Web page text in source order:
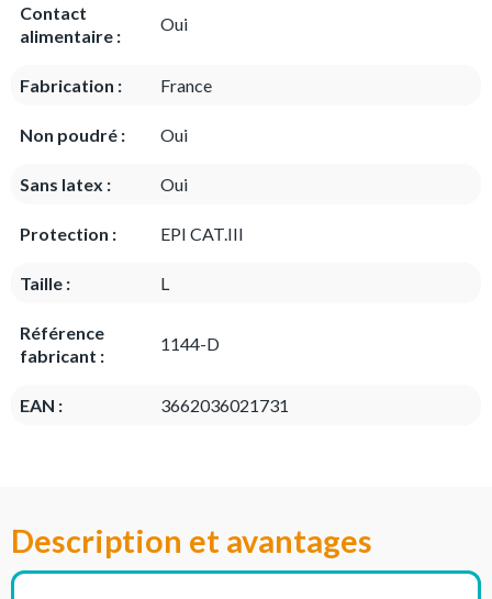
Contact
alimentaire :
Oui
Fabrication : France
Non poudré : Oui
Sans latex : Oui
Protection : EPI CAT.III
Taille : L
Référence
fabricant :
1144-D
EAN : 3662036021731
Description et avantages